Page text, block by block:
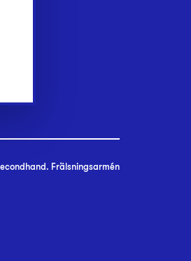
Frälsningsarmén